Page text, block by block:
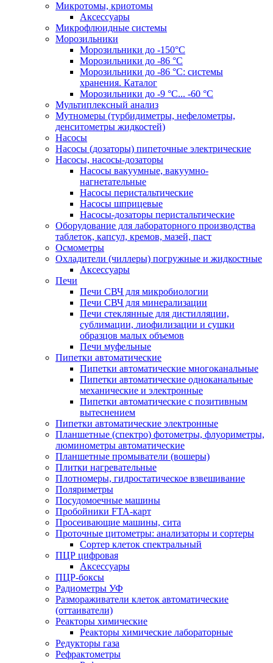
Микротомы, криотомы
Аксессуары
Микрофлюидные системы
Морозильники
Морозильники до -150°С
Морозильники до -86 °C
Морозильники до -86 °C: системы
хранения. Каталог
Морозильники до -9 °C... -60 °C
Мультиплексный анализ
Мутномеры (турбидиметры, нефелометры,
денситометры жидкостей)
Насосы
Насосы (дозаторы) пипеточные электрические
Насосы, насосы-дозаторы
Насосы вакуумные, вакуумно-
нагнетательные
Насосы перистальтические
Насосы шприцевые
Насосы-дозаторы перистальтические
Оборудование для лабораторного производства
таблеток, капсул, кремов, мазей, паст
Осмометры
Охладители (чиллеры) погружные и жидкостные
Аксессуары
Печи
Печи СВЧ для микробиологии
Печи СВЧ для минерализации
Печи стеклянные для дистилляции,
сублимации, лиофилизации и сушки
образцов малых объемов
Печи муфельные
Пипетки автоматические
Пипетки автоматические многоканальные
Пипетки автоматические одноканальные
механические и электронные
Пипетки автоматические с позитивным
вытеснением
Пипетки автоматические электронные
Планшетные (спектро) фотометры, флуориметры,
люминометры автоматические
Планшетные промыватели (вошеры)
Плитки нагревательные
Плотномеры, гидростатическое взвешивание
Поляриметры
Посудомоечные машины
Пробойники FTA-карт
Просеивающие машины, сита
Проточные цитометры: анализаторы и сортеры
Сортер клеток спектральный
ПЦР цифровая
Аксессуары
ПЦР-боксы
Радиометры УФ
Размораживатели клеток автоматические
(оттаиватели)
Реакторы химические
Реакторы химические лабораторные
Редукторы газа
Рефрактометры